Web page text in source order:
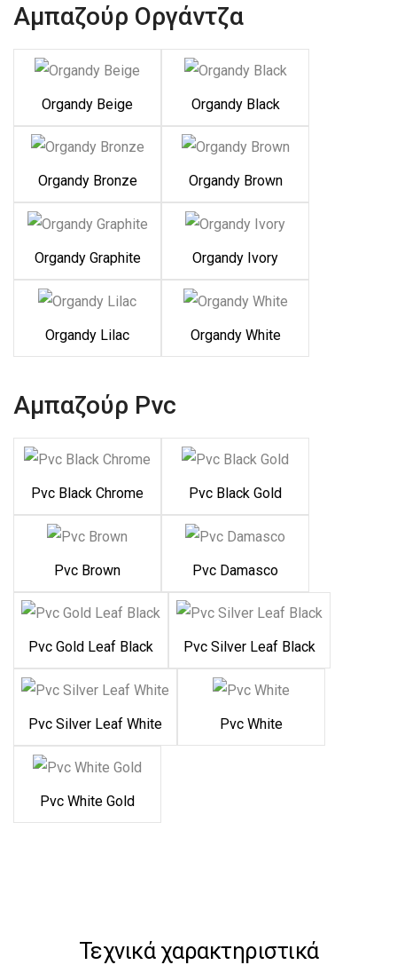
Αμπαζούρ Οργάντζα
Organdy Beige Organdy Black
Organdy Bronze Organdy Brown
Organdy Graphite Organdy Ivory
Organdy Lilac Organdy White
Αμπαζούρ Pvc
Pvc Black Chrome Pvc Black Gold
Pvc Brown Pvc Damasco
Pvc Gold Leaf Black Pvc Silver Leaf Black
Pvc Silver Leaf White Pvc White
Pvc White Gold
Τεχνικά χαρακτηριστικά